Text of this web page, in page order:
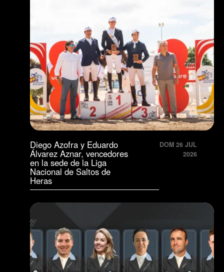
DOM 26 JUL
2026
Diego Azofra y Eduardo
Álvarez Aznar, vencedores
en la sede de la Liga
Nacional de Saltos de
Heras